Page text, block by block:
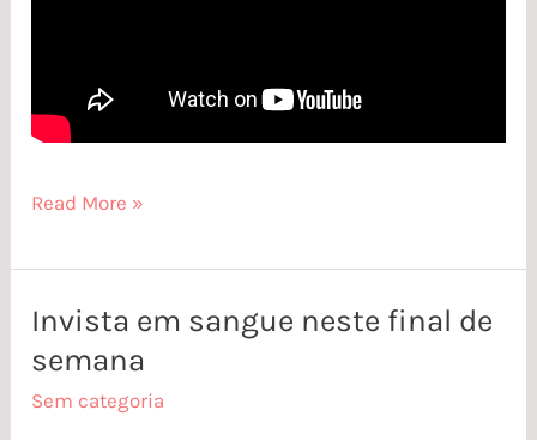
Read More »
Invista em sangue neste final de
semana
Sem categoria
Invista
em
sangue